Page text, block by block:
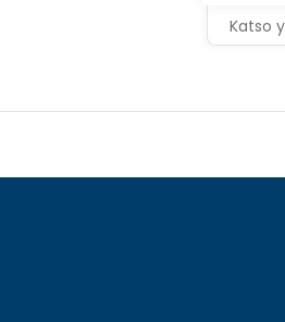
meeting
available
Katso